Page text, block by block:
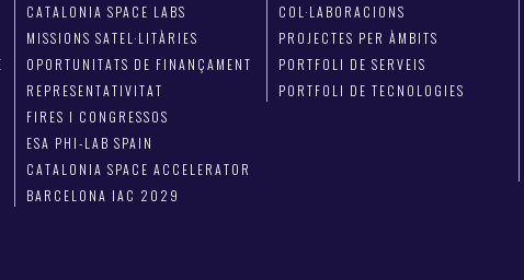
CATALONIA SPACE LABS
MISSIONS SATEL·LITÀRIES
OPORTUNITATS DE FINANÇAMENT
REPRESENTATIVITAT
FIRES I CONGRESSOS
ESA PHI-LAB SPAIN
CATALONIA SPACE ACCELERATOR
BARCELONA IAC 2029
COL·LABORACIONS
PROJECTES PER ÀMBITS
PORTFOLI DE SERVEIS
PORTFOLI DE TECNOLOGIES